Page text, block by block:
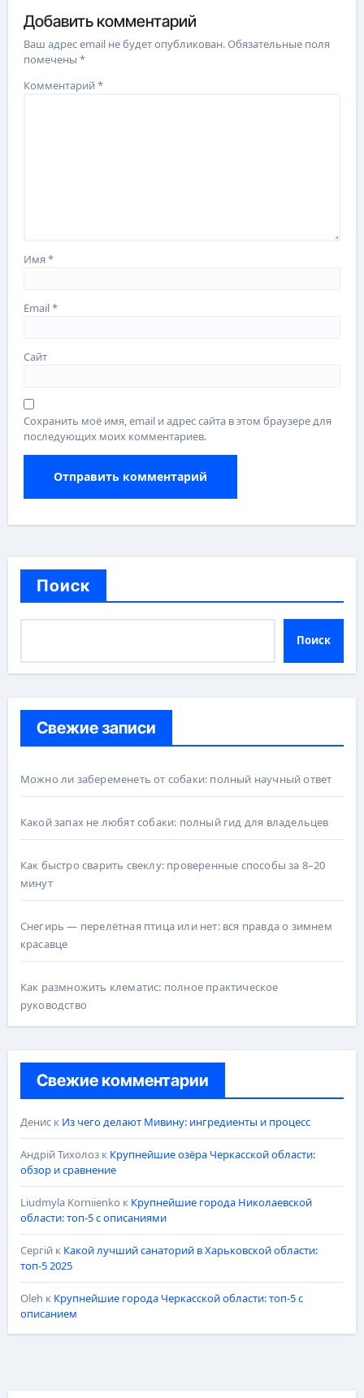
Добавить комментарий
Ваш адрес email не будет опубликован.Обязательные поля
помечены*
Комментарий*
Имя*
Email*
Сайт
Сохранить моё имя, email и адрес сайта в этом браузере для
последующих моих комментариев.
Поиск
Поиск
Свежие записи
Можно ли забеременеть от собаки: полный научный ответ
Какой запах не любят собаки: полный гид для владельцев
Как быстро сварить свеклу: проверенные способы за 8–20
минут
Снегирь — перелётная птица или нет: вся правда о зимнем
красавце
Как размножить клематис: полное практическое
руководство
Свежие комментарии
Дениск Из чего делают Мивину: ингредиенты и процесс
Андрій Тихолозк Крупнейшие озёра Черкасской области:
обзор и сравнение
Liudmyla Korniienko к Крупнейшие города Николаевской
области: топ-5 с описаниями
Сергійк Какой лучший санаторий в Харьковской области:
топ-5 2025
Oleh к Крупнейшие города Черкасской области: топ-5 с
описанием